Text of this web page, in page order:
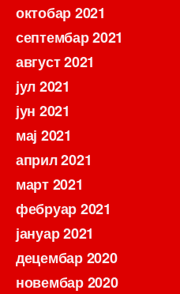
октобар 2021
септембар 2021
август 2021
јул 2021
јун 2021
мај 2021
април 2021
март 2021
фебруар 2021
јануар 2021
децембар 2020
новембар 2020